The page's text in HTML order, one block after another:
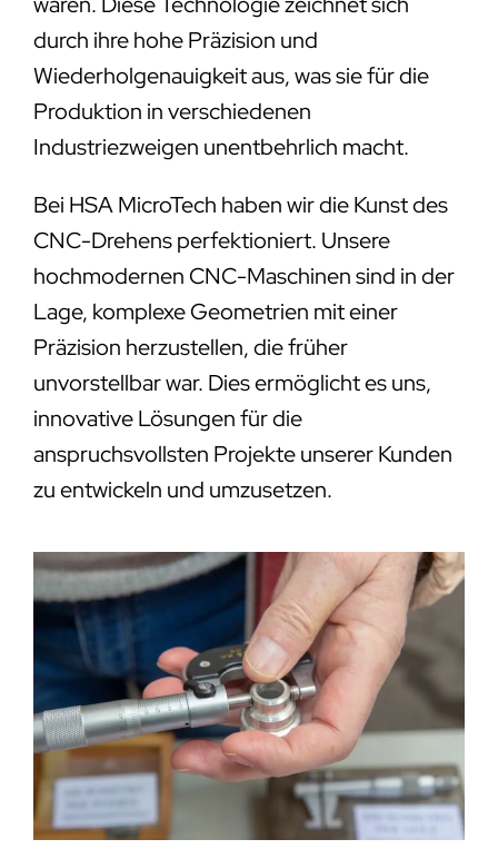
durch ihre hohe Präzision und
Wiederholgenauigkeit aus, was sie für die
Produktion in verschiedenen
Industriezweigen unentbehrlich macht.
Bei HSA MicroTech haben wir die Kunst des
CNC-Drehens perfektioniert. Unsere
hochmodernen CNC-Maschinen sind in der
Lage, komplexe Geometrien mit einer
Präzision herzustellen, die früher
unvorstellbar war. Dies ermöglicht es uns,
innovative Lösungen für die
anspruchsvollsten Projekte unserer Kunden
zu entwickeln und umzusetzen.